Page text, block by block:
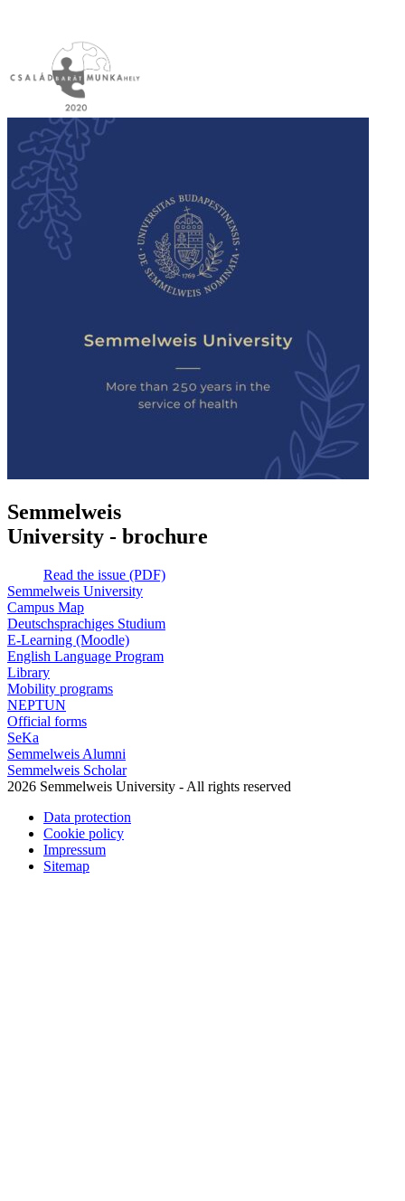
Semmelweis
University - brochure
Read the issue (PDF)
Semmelweis University
Campus Map
Deutschsprachiges Studium
E-Learning (Moodle)
English Language Program
Library
Mobility programs
NEPTUN
Official forms
SeKa
Semmelweis Alumni
Semmelweis Scholar
2026 Semmelweis University - All rights reserved
Data protection
Cookie policy
Impressum
Sitemap